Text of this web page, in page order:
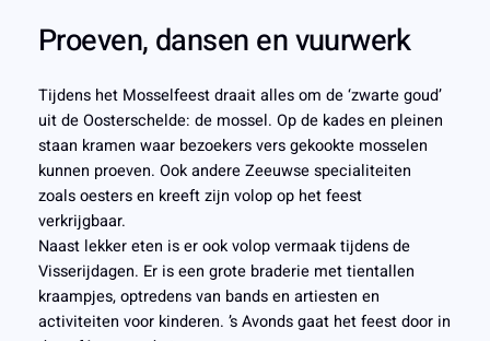
Proeven, dansen en vuurwerk
Tijdens het Mosselfeest draait alles om de ‘zwarte goud’
uit de Oosterschelde: de mossel. Op de kades en pleinen
staan kramen waar bezoekers vers gekookte mosselen
kunnen proeven. Ook andere Zeeuwse specialiteiten
zoals oesters en kreeft zijn volop op het feest
verkrijgbaar.
Naast lekker eten is er ook volop vermaak tijdens de
Visserijdagen. Er is een grote braderie met tientallen
kraampjes, optredens van bands en artiesten en
activiteiten voor kinderen. ’s Avonds gaat het feest door in